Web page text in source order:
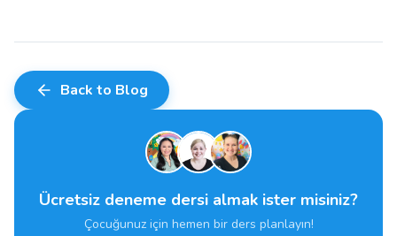
Back to Blog
Ücretsiz deneme dersi almak ister misiniz?
Çocuğunuz için hemen bir ders planlayın!